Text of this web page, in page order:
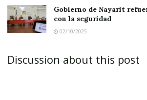
Gobierno de Nayarit
con la seguridad
02/10/2025
Discussion about this post